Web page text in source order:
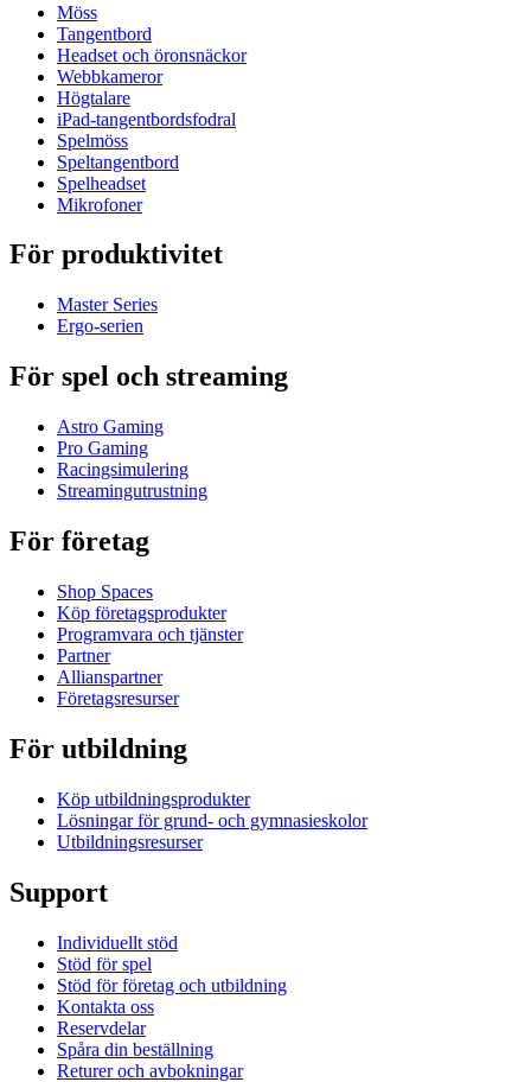
Möss
Tangentbord
Headset och öronsnäckor
Webbkameror
Högtalare
iPad-tangentbordsfodral
Spelmöss
Speltangentbord
Spelheadset
Mikrofoner
För produktivitet
Master Series
Ergo-serien
För spel och streaming
Astro Gaming
Pro Gaming
Racingsimulering
Streamingutrustning
För företag
Shop Spaces
Köp företagsprodukter
Programvara och tjänster
Partner
Allianspartner
Företagsresurser
För utbildning
Köp utbildningsprodukter
Lösningar för grund- och gymnasieskolor
Utbildningsresurser
Support
Individuellt stöd
Stöd för spel
Stöd för företag och utbildning
Kontakta oss
Reservdelar
Spåra din beställning
Returer och avbokningar